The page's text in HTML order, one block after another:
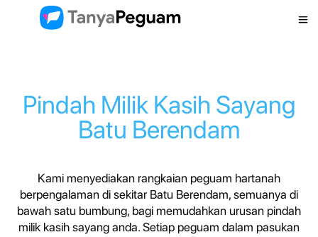
Pindah Milik Kasih Sayang
Batu Berendam
Kami menyediakan rangkaian peguam hartanah
berpengalaman di sekitar Batu Berendam, semuanya di
bawah satu bumbung, bagi memudahkan urusan pindah
milik kasih sayang anda. Setiap peguam dalam pasukan